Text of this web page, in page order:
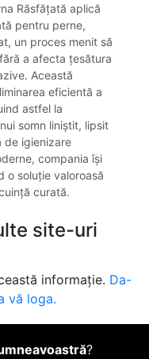
Răsfățată aplică
pentru perne,
un proces menit să
a afecta țesătura
Această
eficientă a
astfel la
somn liniștit, lipsit
de igienizare
compania își
o soluție valoroasă
curată.
site-uri
informație. Da-
vă loga.
?